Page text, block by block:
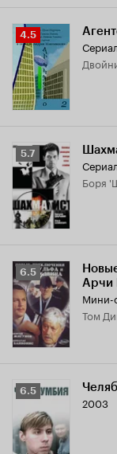
Рейтинг
Кинопоиска
4.5
4.5
Рейтинг
Кинопоиска
5.7
5.7
Боря
Рейтинг
Кинопоиска
6.5
6.5
Арчи
Мини-
Том
Рейтинг
6.5
6.5
2003